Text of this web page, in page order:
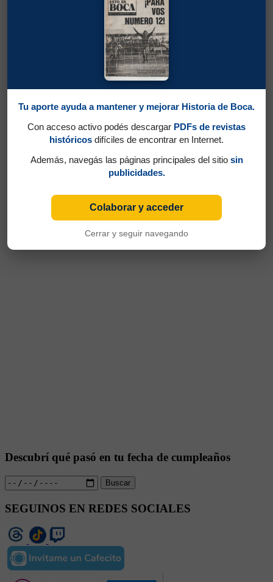
Descubrí qué pasó en tu fecha de cumpleaños
Buscar
SEGUINOS EN REDES SOCIALES
Tu aporte ayuda a mantener y mejorar Historia de Boca.
Con acceso activo podés descargar PDFs de revistas
históricos difíciles de encontrar en Internet.
Además, navegás las páginas principales del sitio sin
publicidades.
Colaborar y acceder
Cerrar y seguir navegando